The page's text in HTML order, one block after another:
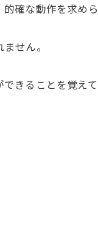
確な動作を求めら
せん。
きることを覚え